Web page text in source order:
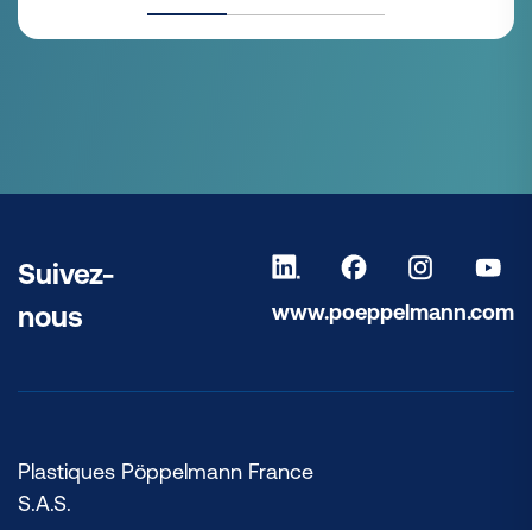
Suivez-
nous
www.poeppelmann.com
Plastiques Pöppelmann France
S.A.S.